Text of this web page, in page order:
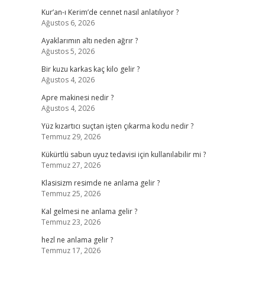
Kur’an-ı Kerim’de cennet nasıl anlatılıyor ?
Ağustos 6, 2026
Ayaklarımın altı neden ağrır ?
Ağustos 5, 2026
Bir kuzu karkas kaç kilo gelir ?
Ağustos 4, 2026
Apre makinesi nedir ?
Ağustos 4, 2026
Yüz kızartıcı suçtan işten çıkarma kodu nedir ?
Temmuz 29, 2026
Kükürtlü sabun uyuz tedavisi için kullanılabilir mi ?
Temmuz 27, 2026
Klasisizm resimde ne anlama gelir ?
Temmuz 25, 2026
Kal gelmesi ne anlama gelir ?
Temmuz 23, 2026
hezl ne anlama gelir ?
Temmuz 17, 2026